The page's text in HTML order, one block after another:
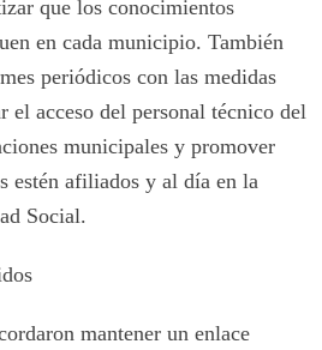
que los conocimientos
en cada municipio. También
periódicos con las medidas
el acceso del personal técnico del
municipales y promover
estén afiliados y al día en la
Social.
mantener un enlace